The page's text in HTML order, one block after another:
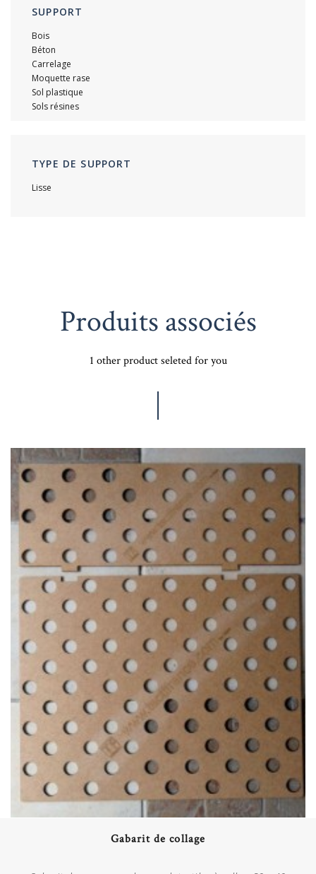
SUPPORT
Bois
Béton
Carrelage
Moquette rase
Sol plastique
Sols résines
TYPE DE SUPPORT
Lisse
Produits associés
1 other product seleted for you
Plus de détails
Gabarit de collage